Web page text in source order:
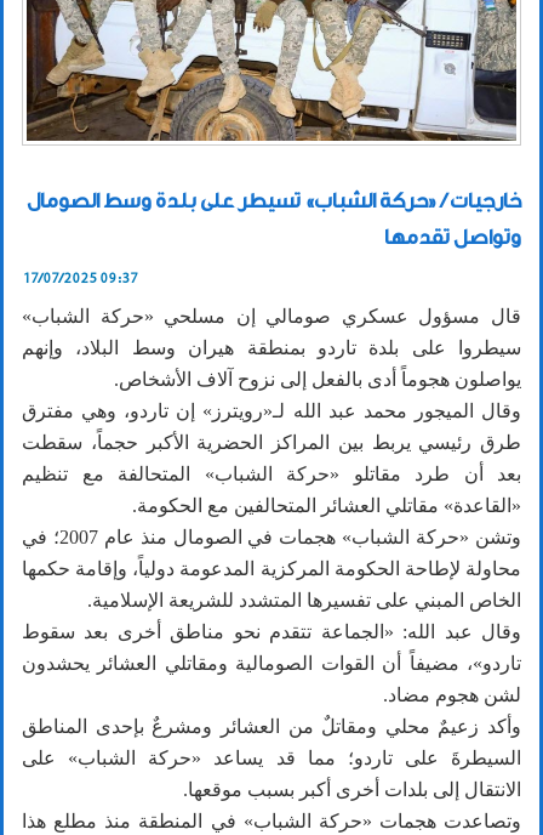
خارجيات / «حركة الشباب» تسيطر على بلدة وسط الصومال
وتواصل تقدمها
17/07/2025 09:37
قال مسؤول عسكري صومالي إن مسلحي «حركة الشباب»
سيطروا على بلدة تاردو بمنطقة هيران وسط البلاد، وإنهم
يواصلون هجوماً أدى بالفعل إلى نزوح آلاف الأشخاص.
وقال الميجور محمد عبد الله لـ«رويترز» إن تاردو، وهي مفترق
طرق رئيسي يربط بين المراكز الحضرية الأكبر حجماً، سقطت
بعد أن طرد مقاتلو «حركة الشباب» المتحالفة مع تنظيم
«القاعدة» مقاتلي العشائر المتحالفين مع الحكومة.
وتشن «حركة الشباب» هجمات في الصومال منذ عام 2007؛ في
محاولة لإطاحة الحكومة المركزية المدعومة دولياً، وإقامة حكمها
الخاص المبني على تفسيرها المتشدد للشريعة الإسلامية.
وقال عبد الله: «الجماعة تتقدم نحو مناطق أخرى بعد سقوط
تاردو»، مضيفاً أن القوات الصومالية ومقاتلي العشائر يحشدون
لشن هجوم مضاد.
وأكد زعيمٌ محلي ومقاتلٌ من العشائر ومشرعٌ بإحدى المناطق
السيطرةَ على تاردو؛ مما قد يساعد «حركة الشباب» على
الانتقال إلى بلدات أخرى أكبر بسبب موقعها.
وتصاعدت هجمات «حركة الشباب» في المنطقة منذ مطلع هذا